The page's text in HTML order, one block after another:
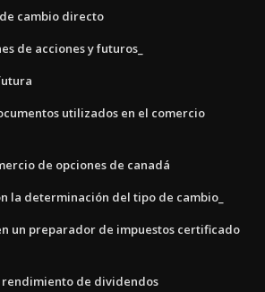
cambio directo
de acciones y futuros_
utilizados en el comercio
de opciones de canadá
la determinación del tipo de cambio_
un preparador de impuestos certificado
de dividendos